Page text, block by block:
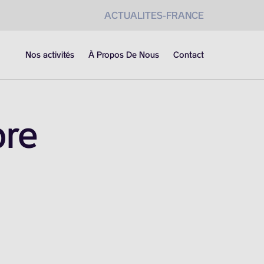
ACTUALITES-FRANCE
Nos activités À Propos De Nous Contact